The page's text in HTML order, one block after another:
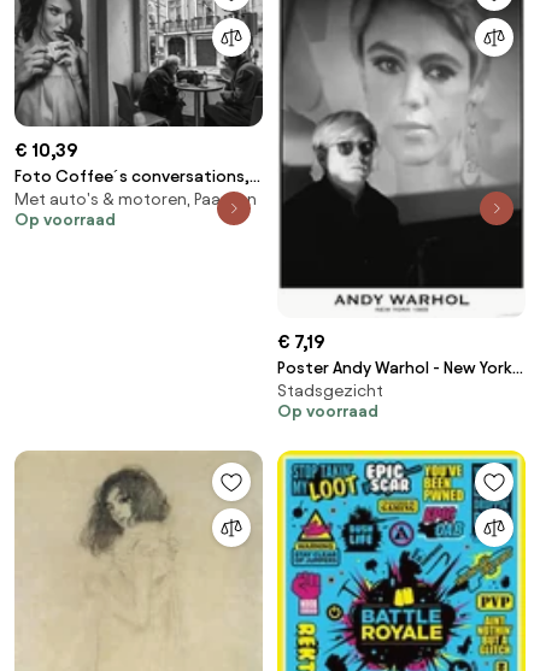
€ 10,39
Foto Coffee´s conversations,
Luis Sarmento
Met auto's & motoren, Paarden
Op voorraad
€ 7,19
Poster Andy Warhol - New York
1965
Stadsgezicht
Op voorraad